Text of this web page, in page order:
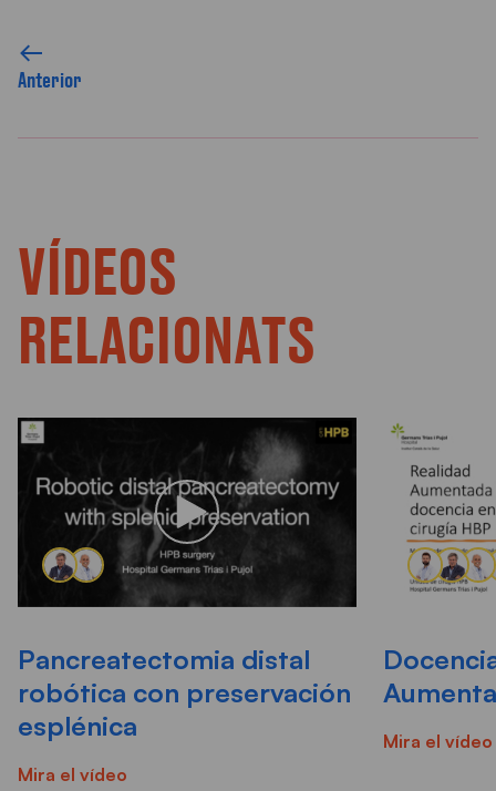
Anterior
VÍDEOS
RELACIONATS
Pancreatectomia distal
robótica con preservación
esplénica
Mira el vídeo
Mira el vídeo